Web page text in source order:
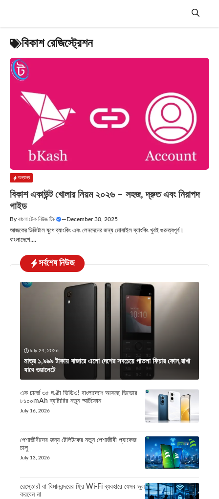
Menu
বিকাশ রেজিস্ট্রেশন
অন্যান্য
বিকাশ একাউন্ট খোলার নিয়ম ২০২৬ – সহজ, দ্রুত এবং নিরাপদ
গাইড
By বাংলা টেক নিউজ টিম —December 30, 2025
আজকের ডিজিটাল যুগে ব্যাংকিং এবং লেনদেনের জন্য মোবাইল ব্যাংকিং খুবই গুরুত্বপূর্ণ।
বাংলাদেশে....
সর্বশেষ নিউজ
July 24, 2026
মাত্র ১,৯৯৯ টাকায় বাজারে এলো দেশের সবচেয়ে পাতলা ফিচার ফোন,রাখা
যাবে ওয়ালেটে
এক চার্জে ৩৫ ঘণ্টা ভিডিও! বাংলাদেশে আসছে ভিভোর
৮১০০mAh ব্যাটারির নতুন স্মার্টফোন
July 16, 2026
পেশাজীবীদের জন্য টেলিটকের নতুন পেশাজীবী প্যাকেজ
চালু
July 13, 2026
রেস্তোরাঁ বা বিমানবন্দরের ফ্রি Wi-Fi ব্যবহারে যেসব ভুল
করবেন না